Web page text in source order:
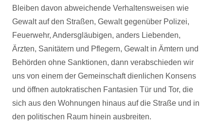
Bleiben davon abweichende Verhaltensweisen wie
Gewalt auf den Straßen, Gewalt gegenüber Polizei,
Feuerwehr, Andersgläubigen, anders Liebenden,
Ärzten, Sanitätern und Pflegern, Gewalt in Ämtern und
Behörden ohne Sanktionen, dann verabschieden wir
uns von einem der Gemeinschaft dienlichen Konsens
und öffnen autokratischen Fantasien Tür und Tor, die
sich aus den Wohnungen hinaus auf die Straße und in
den politischen Raum hinein ausbreiten.